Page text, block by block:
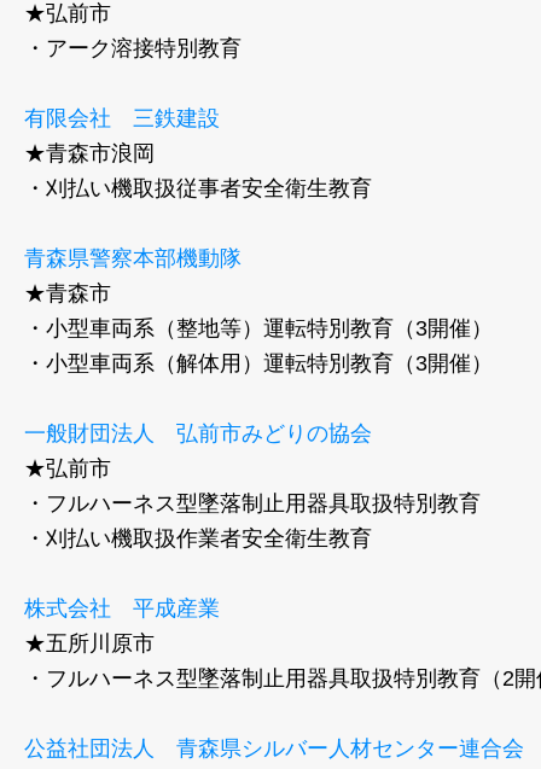
★弘前市
・アーク溶接特別教育
有限会社 三鉄建設
★青森市浪岡
・刈払い機取扱従事者安全衛生教育
青森県警察本部機動隊
★青森市
・小型車両系（整地等）運転特別教育（3開催）
・小型車両系（解体用）運転特別教育（3開催）
一般財団法人 弘前市みどりの協会
★弘前市
・フルハーネス型墜落制止用器具取扱特別教育
・刈払い機取扱作業者安全衛生教育
株式会社 平成産業
★五所川原市
・フルハーネス型墜落制止用器具取扱特別教育（2
公益社団法人 青森県シルバー人材センター連合会